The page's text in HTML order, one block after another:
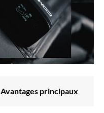
Avantages principaux